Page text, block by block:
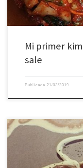
Mi primer
sale ️
Publicada 21/03/2019